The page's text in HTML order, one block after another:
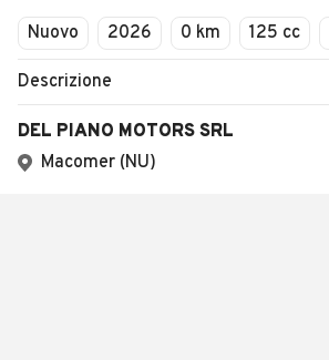
Nuovo 2026 0 km 125 cc
Descrizione
DEL PIANO MOTORS SRL
Macomer (NU)